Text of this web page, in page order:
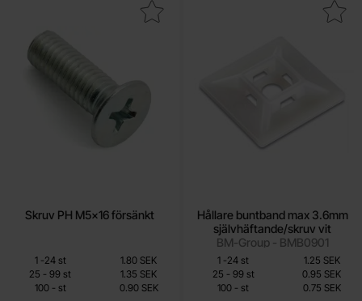
Skruv PH M5x16 försänkt
0.90 SEK
Inklusive 25% moms
Makera skruv PH M5x16 försänkt som favorit
Mängdrabatt
Pris /st
1 -till
24 st
1.80 SEK
25 - till
99 st
1.35 SEK
100 -tillst 0.90 SEK
Hållare buntband max 3.6mm
självhäftande/skruv vit
BM-Group - BMB0901
0.75 SEK
Inklusive 25% moms
Makera hållare buntband max 3.6mm
Mängdrabatt
Pris /st
1 -till
24 st
1.25 SEK
25 -till99 st
0.95 SEK
100 - till
st 0.75 SEK